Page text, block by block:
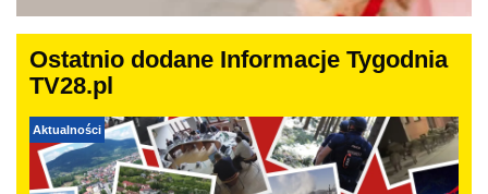
Ostatnio dodane Informacje Tygodnia
TV28.pl
Aktualności